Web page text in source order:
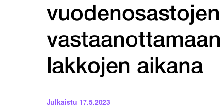
lakkojen aikana
Julkaistu 17.5.2023